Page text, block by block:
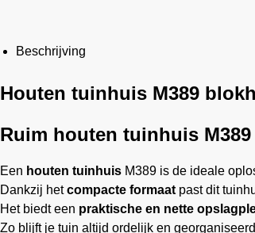
Beschrijving
Houten tuinhuis M389
Ruim houten tuinhuis
Een houten tuinhuis M389 is de ideale
Dankzij hetcompacte formaat past dit
Het biedt een praktische en nette
Zo blijft je tuin altijd ordelijk en